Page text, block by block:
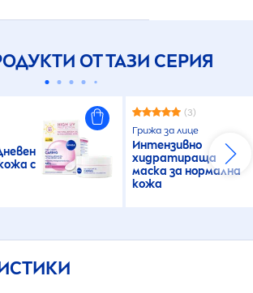
ОТ ТАЗИ СЕРИЯ
с
(3)
Грижа за лице
Интензивно
хидратираща
маска за нормална
кожа